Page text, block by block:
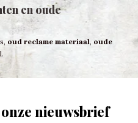
en oude
oud reclame materiaal, oude
nieuwsbrief